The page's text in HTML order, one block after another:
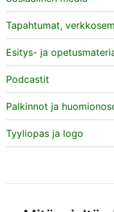
Tapahtumat,
Esitys- ja
Podcastit
Palkinnot ja
Tyyliopas ja logo